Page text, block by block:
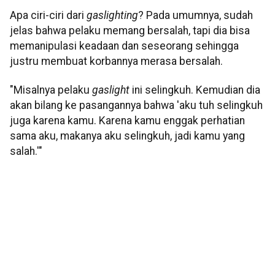
Apa ciri-ciri dari gaslighting? Pada umumnya, sudah
jelas bahwa pelaku memang bersalah, tapi dia bisa
memanipulasi keadaan dan seseorang sehingga
justru membuat korbannya merasa bersalah.
"Misalnya pelaku gaslight ini selingkuh. Kemudian dia
akan bilang ke pasangannya bahwa 'aku tuh selingkuh
juga karena kamu. Karena kamu enggak perhatian
sama aku, makanya aku selingkuh, jadi kamu yang
salah.'"